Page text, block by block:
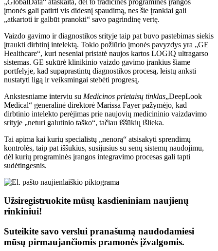
įmonės gali patirti vis didesnį spaudimą, nes šie įrankiai gali
„atkartoti ir galbūt pranokti“ savo pagrindinę vertę.
Vaizdo gavimo ir diagnostikos srityje taip pat buvo pastebimas siekis
įtraukti dirbtinį intelektą. Tokio požiūrio įmonės pavyzdys yra „GE
Healthcare“, kuri neseniai pristatė naujos kartos LOGIQ ultragarso
sistemas. GE sukūrė klinikinio vaizdo gavimo įrankius šiame
portfelyje, kad supaprastintų diagnostikos procesą, leistų anksti
nustatyti ligą ir veiksmingai stebėti progresą.
Ankstesniame interviu su Medicinos prietaisų tinklas„DeepLook
Medical“ generalinė direktorė Marissa Fayer pažymėjo, kad
dirbtinio intelekto perėjimas prie naujovių medicininio vaizdavimo
srityje „neturi galutinio taško“, tačiau iššūkių išlieka.
Tai apima kai kurių specialistų „nenorą“ atsisakyti sprendimų
kontrolės, taip pat iššūkius, susijusius su senų sistemų naudojimu,
dėl kurių programinės įrangos integravimo procesas gali tapti
sudėtingesnis.
Užsiregistruokite mūsų kasdieniniam naujienų
rinkiniui!
Suteikite savo verslui pranašumą naudodamiesi
mūsų pirmaujančiomis pramonės įžvalgomis.